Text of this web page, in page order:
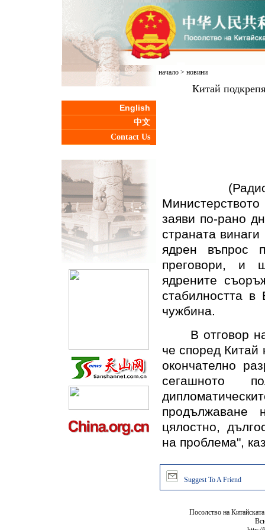
English
中文
Contact Us
начало> новини
Китай
(Радио
заяви по-рано
страната
ядрен въпрос
преговори, и
ядрените
стабилността
чужбина.
В отговор на
че според Китай
окончателно
сегашното
цялостно,
на проблема",
Suggest To A Friend
Посолство на